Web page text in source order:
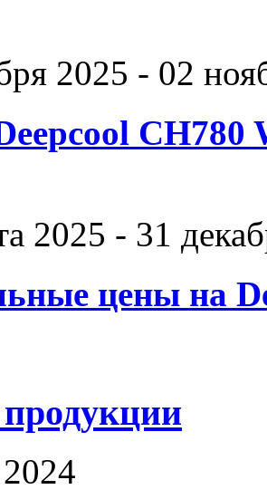
2025 - 02
CH780
2025 - 31
цены на